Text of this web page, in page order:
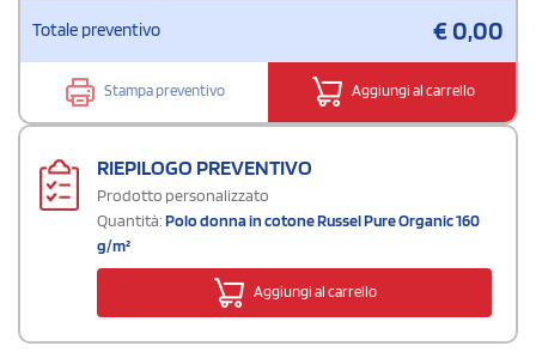
Totale preventivo €0,00
Stampa preventivo Aggiungi al carrello
RIEPILOGO PREVENTIVO
Prodotto personalizzato
Quantità:Polo donna in cotone Russel Pure Organic 160
g/m²
Aggiungi al carrello